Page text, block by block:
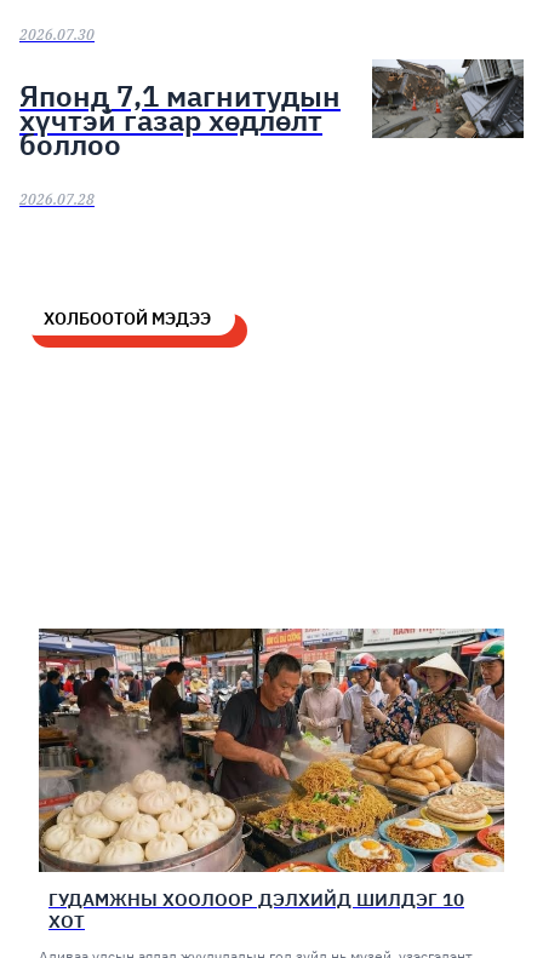
2026.07.30
Японд 7,1 магнитудын
хүчтэй газар хөдлөлт
боллоо
2026.07.28
ХОЛБООТОЙ МЭДЭЭ
ГУДАМЖНЫ ХООЛООР ДЭЛХИЙД ШИЛДЭГ 10
ХОТ